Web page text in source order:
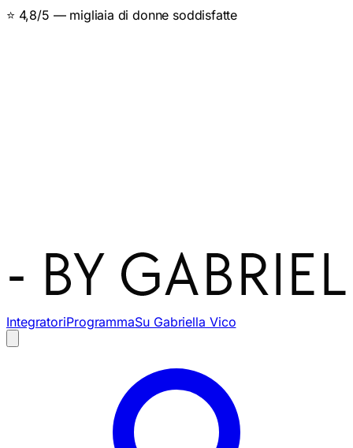
⭐ 4,8/5 — migliaia di donne soddisfatte
IntegratoriProgrammaSu Gabriella Vico